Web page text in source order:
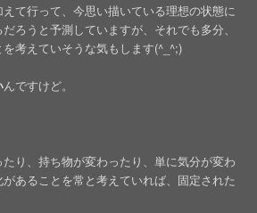
て行って、今思い描いている理想の状態に
ろうと予測していますが、それでも多分、
考えていそうな気もします(^_^;)
んですけど。
り、持ち物が変わったり、単に気分が変わ
あることを常と考えていれば、固定された